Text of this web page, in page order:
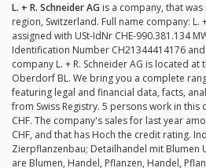
L. + R. Schneider AG is a company, that
region, Switzerland. Full name company: L.
assigned with USt-IdNr CHE-990.381.134
Identification Number CH21344414176 and
company L. + R. Schneider AG is located
Oberdorf BL. We bring you a complete
featuring legal and financial data, facts,
from Swiss Registry. 5 persons work in this
CHF. The company's sales for last year
CHF, and that has Hoch the credit rating.
Zierpflanzenbau; Detailhandel mit Blumen
are Blumen, Handel, Pflanzen, Handel,